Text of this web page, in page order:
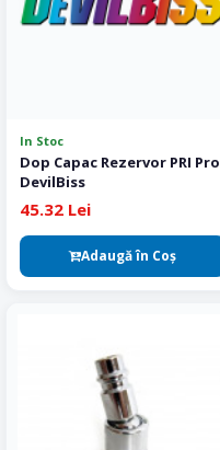
In Stoc
Dop Capac Rezervor PRI Pro
DevilBiss
45.32 Lei
Adaugă în Coş